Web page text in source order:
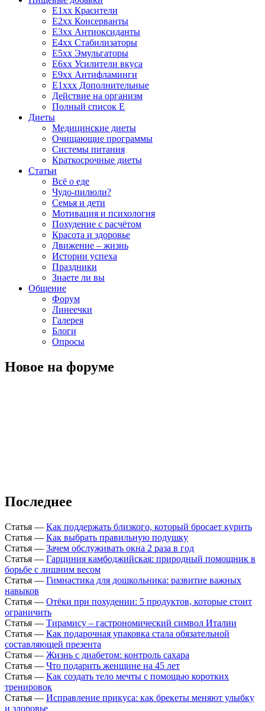
E1xx Красители
E2xx Консерванты
E3xx Антиоксиданты
E4xx Стабилизаторы
E5xx Эмульгаторы
E6xx Усилители вкуса
E9xx Антифламинги
E1xxx Дополнительные
Действие на организм
Полный список E
Диеты
Медицинские диеты
Очищающие программы
Системы питания
Краткосрочные диеты
Статьи
Всё о еде
Чудо-пилюли?
Семья и дети
Мотивация и психология
Похудение с расчётом
Красота и здоровье
Движение – жизнь
Истории успеха
Праздники
Знаете ли вы
Общение
Форум
Линеечки
Галерея
Блоги
Опросы
Новое на форуме
Последнее
Статья — Как поддержать близкого, который бросает курить
Статья — Как выбрать правильную подушку
Статья — Зачем обслуживать окна 2 раза в год
Статья — Гарциния камбоджийская: природный помощник в
борьбе с лишним весом
Статья — Гимнастика для дошкольника: развитие важных
навыков
Статья — Отёки при похудении: 5 продуктов, которые стоит
ограничить
Статья — Тирамису – гастрономический символ Италии
Статья — Как подарочная упаковка стала обязательной
составляющей презента
Статья — Жизнь с диабетом: контроль сахара
Статья — Что подарить женщине на 45 лет
Статья — Как создать тело мечты с помощью коротких
тренировок
Статья — Исправление прикуса: как брекеты меняют улыбку
и здоровье